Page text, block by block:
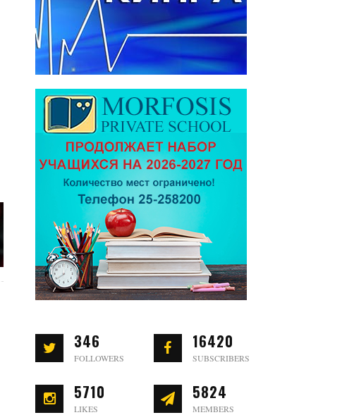
346
FOLLOWERS
16420
SUBSCRIBERS
5710
LIKES
5824
MEMBERS